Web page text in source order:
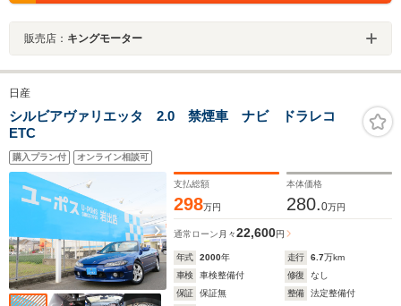
販売店： キングモーター
日産
シルビアヴァリエッタ 2.0 禁煙車 ナビ ドラレコ
ETC
購入プラン付 オンライン相談可
支払総額
298万円
本体価格
280.0万円
通常ローン 月々22,600円
年式 2000年 走行 6.7万km
車検
車検整備付 修復
なし
保証
保証無 整備
法定整備付